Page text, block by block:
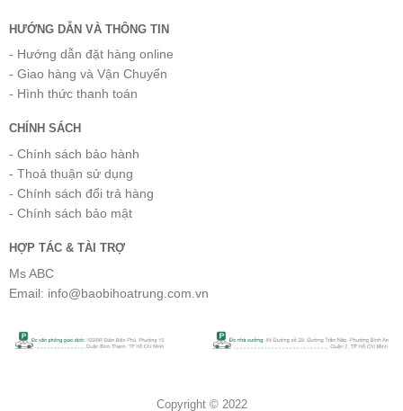
HƯỚNG DẪN VÀ THÔNG TIN
- Hướng dẫn đặt hàng online
- Giao hàng và Vận Chuyển
- Hình thức thanh toán
CHÍNH SÁCH
- Chính sách bảo hành
- Thoả thuận sử dụng
- Chính sách đổi trả hàng
- Chính sách bảo mật
HỢP TÁC & TÀI TRỢ
Ms ABC
Email: info@baobihoatrung.com.vn
Copyright © 2022